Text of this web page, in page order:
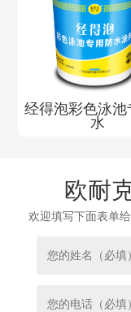
经得泡彩色泳池
水
欧耐
欢迎填写下面表单